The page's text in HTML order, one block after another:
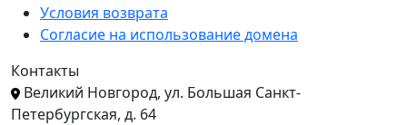
Условия возврата
Согласие на использование домена
Контакты
Великий Новгород, ул. Большая Санкт-
Петербургская, д. 64